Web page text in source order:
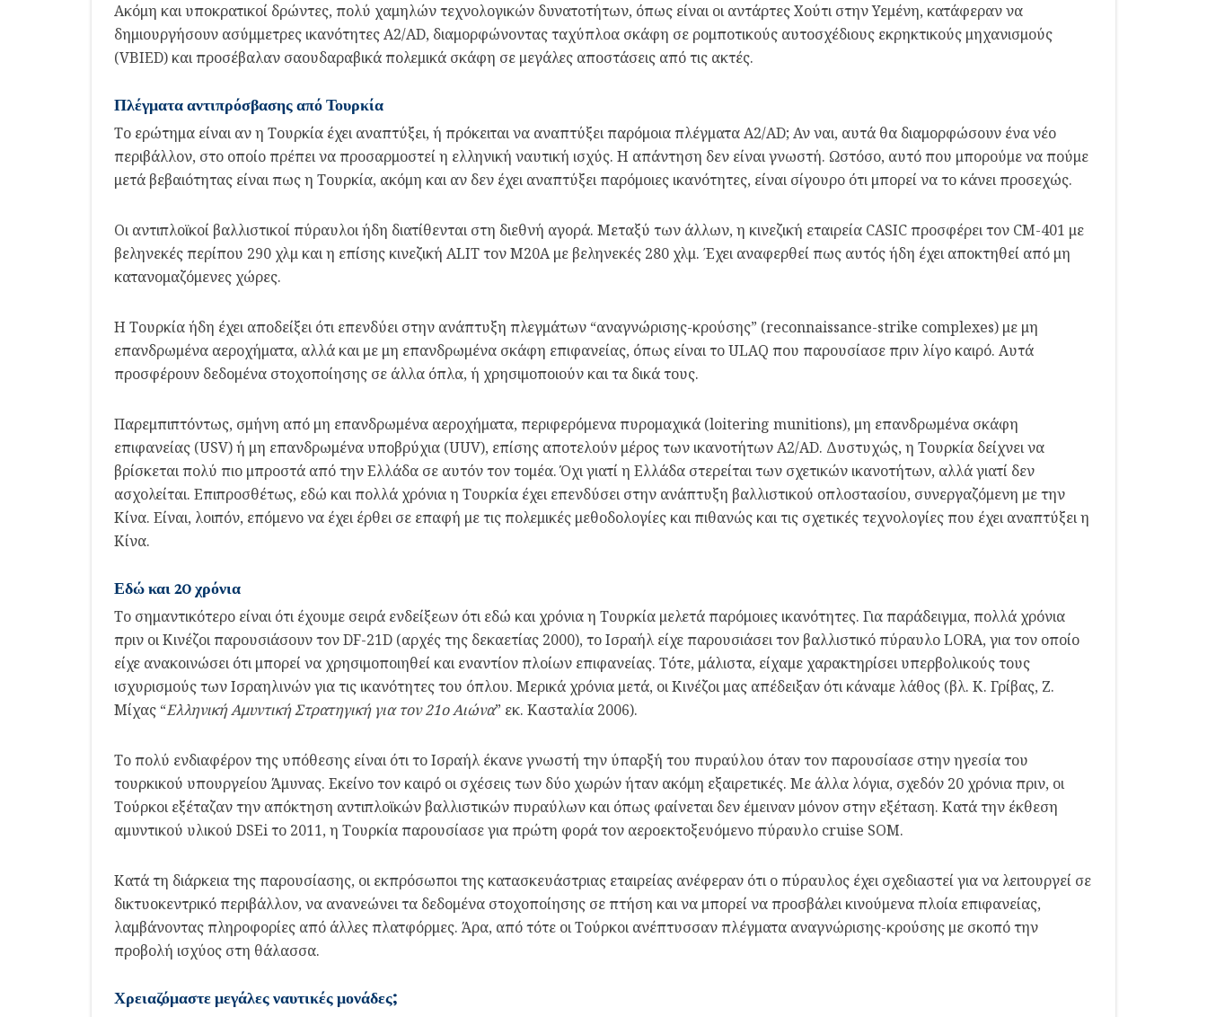
Ακόμη και υποκρατικοί δρώντες, πολύ χαμηλών τεχνολογικών δυνατοτήτων, όπως είναι οι αντάρτες Χούτι στην Υεμένη, κατάφεραν να
δημιουργήσουν ασύμμετρες ικανότητες A2/AD, διαμορφώνοντας ταχύπλοα σκάφη σε ρομποτικούς αυτοσχέδιους εκρηκτικούς μηχανισμούς
(VBIED) και προσέβαλαν σαουδαραβικά πολεμικά σκάφη σε μεγάλες αποστάσεις από τις ακτές.
Πλέγματα αντιπρόσβασης από Τουρκία
Το ερώτημα είναι αν η Τουρκία έχει αναπτύξει, ή πρόκειται να αναπτύξει παρόμοια πλέγματα A2/AD; Αν ναι, αυτά θα διαμορφώσουν ένα νέο
περιβάλλον, στο οποίο πρέπει να προσαρμοστεί η ελληνική ναυτική ισχύς. Η απάντηση δεν είναι γνωστή. Ωστόσο, αυτό που μπορούμε να πούμε
μετά βεβαιότητας είναι πως η Τουρκία, ακόμη και αν δεν έχει αναπτύξει παρόμοιες ικανότητες, είναι σίγουρο ότι μπορεί να το κάνει προσεχώς.
Οι αντιπλοϊκοί βαλλιστικοί πύραυλοι ήδη διατίθενται στη διεθνή αγορά. Μεταξύ των άλλων, η κινεζική εταιρεία CASIC προσφέρει τον CM-401 με
βεληνεκές περίπου 290 χλμ και η επίσης κινεζική ALIT τον M20A με βεληνεκές 280 χλμ. Έχει αναφερθεί πως αυτός ήδη έχει αποκτηθεί από μη
κατανομαζόμενες χώρες.
Η Τουρκία ήδη έχει αποδείξει ότι επενδύει στην ανάπτυξη πλεγμάτων “αναγνώρισης-κρούσης” (reconnaissance-strike complexes) με μη
επανδρωμένα αεροχήματα, αλλά και με μη επανδρωμένα σκάφη επιφανείας, όπως είναι το ULAQ που παρουσίασε πριν λίγο καιρό. Αυτά
προσφέρουν δεδομένα στοχοποίησης σε άλλα όπλα, ή χρησιμοποιούν και τα δικά τους.
Παρεμπιπτόντως, σμήνη από μη επανδρωμένα αεροχήματα, περιφερόμενα πυρομαχικά (loitering munitions), μη επανδρωμένα σκάφη
επιφανείας (USV) ή μη επανδρωμένα υποβρύχια (UUV), επίσης αποτελούν μέρος των ικανοτήτων A2/AD. Δυστυχώς, η Τουρκία δείχνει να
βρίσκεται πολύ πιο μπροστά από την Ελλάδα σε αυτόν τον τομέα. Όχι γιατί η Ελλάδα στερείται των σχετικών ικανοτήτων, αλλά γιατί δεν
ασχολείται. Επιπροσθέτως, εδώ και πολλά χρόνια η Τουρκία έχει επενδύσει στην ανάπτυξη βαλλιστικού οπλοστασίου, συνεργαζόμενη με την
Κίνα. Είναι, λοιπόν, επόμενο να έχει έρθει σε επαφή με τις πολεμικές μεθοδολογίες και πιθανώς και τις σχετικές τεχνολογίες που έχει αναπτύξει η
Κίνα.
Εδώ και 20 χρόνια
Το σημαντικότερο είναι ότι έχουμε σειρά ενδείξεων ότι εδώ και χρόνια η Τουρκία μελετά παρόμοιες ικανότητες. Για παράδειγμα, πολλά χρόνια
πριν οι Κινέζοι παρουσιάσουν τον DF-21D (αρχές της δεκαετίας 2000), το Ισραήλ είχε παρουσιάσει τον βαλλιστικό πύραυλο LORA, για τον οποίο
είχε ανακοινώσει ότι μπορεί να χρησιμοποιηθεί και εναντίον πλοίων επιφανείας. Τότε, μάλιστα, είχαμε χαρακτηρίσει υπερβολικούς τους
ισχυρισμούς των Ισραηλινών για τις ικανότητες του όπλου. Μερικά χρόνια μετά, οι Κινέζοι μας απέδειξαν ότι κάναμε λάθος (βλ. Κ. Γρίβας, Ζ.
Μίχας “Ελληνική Αμυντική Στρατηγική για τον 21ο Αιώνα” εκ. Κασταλία 2006).
Το πολύ ενδιαφέρον της υπόθεσης είναι ότι το Ισραήλ έκανε γνωστή την ύπαρξή του πυραύλου όταν τον παρουσίασε στην ηγεσία του
τουρκικού υπουργείου Άμυνας. Εκείνο τον καιρό οι σχέσεις των δύο χωρών ήταν ακόμη εξαιρετικές. Με άλλα λόγια, σχεδόν 20 χρόνια πριν, οι
Τούρκοι εξέταζαν την απόκτηση αντιπλοϊκών βαλλιστικών πυραύλων και όπως φαίνεται δεν έμειναν μόνον στην εξέταση. Κατά την έκθεση
αμυντικού υλικού DSEi το 2011, η Τουρκία παρουσίασε για πρώτη φορά τον αεροεκτοξευόμενο πύραυλο cruise SOM.
Κατά τη διάρκεια της παρουσίασης, οι εκπρόσωποι της κατασκευάστριας εταιρείας ανέφεραν ότι ο πύραυλος έχει σχεδιαστεί για να λειτουργεί σε
δικτυοκεντρικό περιβάλλον, να ανανεώνει τα δεδομένα στοχοποίησης σε πτήση και να μπορεί να προσβάλει κινούμενα πλοία επιφανείας,
λαμβάνοντας πληροφορίες από άλλες πλατφόρμες. Άρα, από τότε οι Τούρκοι ανέπτυσσαν πλέγματα αναγνώρισης-κρούσης με σκοπό την
προβολή ισχύος στη θάλασσα.
Χρειαζόμαστε μεγάλες ναυτικές μονάδες;